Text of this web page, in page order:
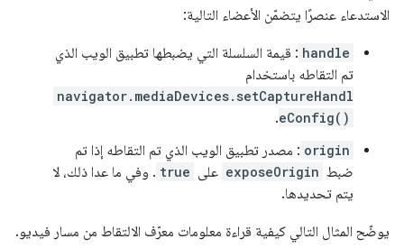
الاستدعاء عنصرًا يتضمّن الأعضاء التالية:
handle : قيمة السلسلة التي يضبطها تطبيق الويب الذي
تم التقاطه باستخدام
navigator.mediaDevices.setCaptureHandl
eConfig()
.
origin : مصدر تطبيق الويب الذي تم التقاطه إذا تم
ضبط exposeOrigin على true . وفي ما عدا ذلك، لا
يتم تحديدها.
يوضّح المثال التالي كيفية قراءة معلومات معرّف الالتقاط من مسار فيديو.